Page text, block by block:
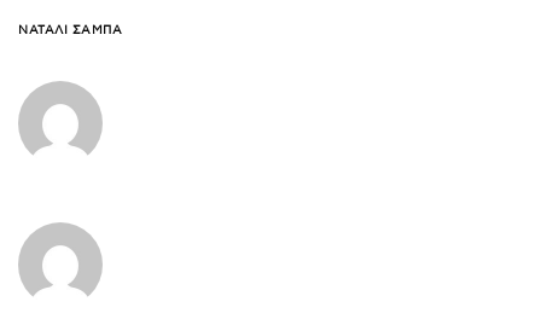
ΝΑΤΑΛΊ ΣΑΜΠΆ